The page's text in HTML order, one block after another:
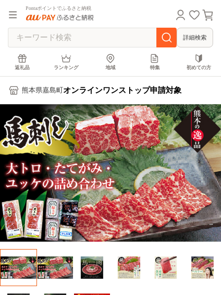
Pontaポイントでふるさと納税
詳細検索
返礼品 ランキング 地域 特集 初めての方
熊本県嘉島町 オンラインワンストップ申請対象